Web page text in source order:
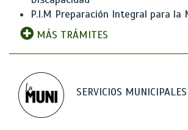
P.I.M Preparación Integral para la
MÁS TRÁMITES
SERVICIOS MUNICIPALES